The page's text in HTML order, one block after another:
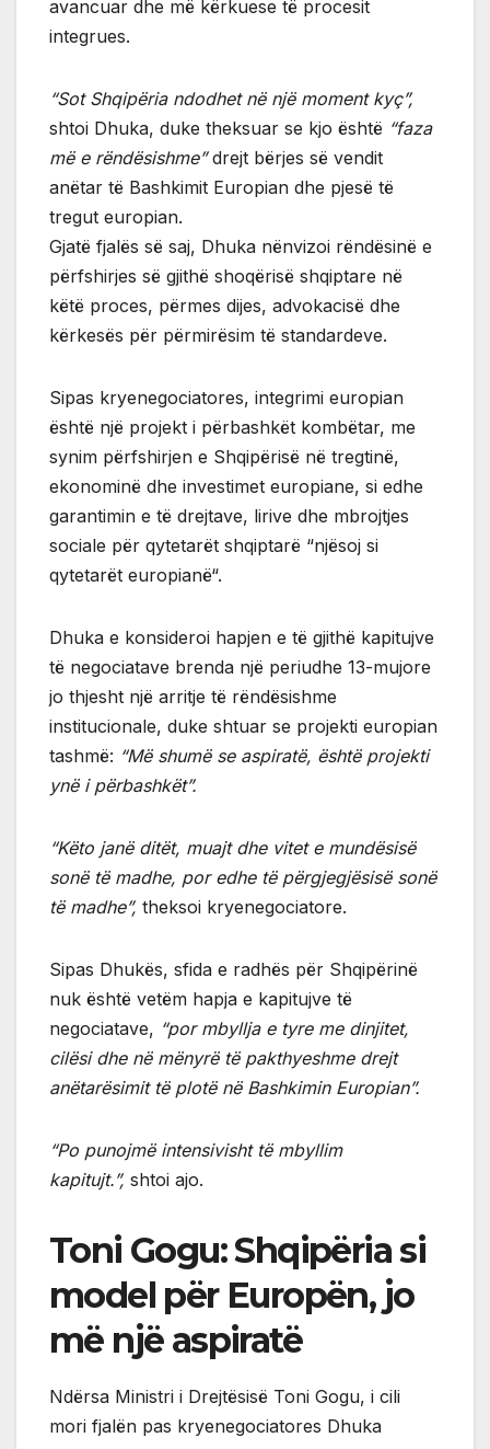
avancuar dhe më kërkuese të procesit
integrues.
“Sot Shqipëria ndodhet në një moment kyç”,
shtoi Dhuka, duke theksuar se kjo është “faza
më e rëndësishme”drejt bërjes së vendit
anëtar të Bashkimit Europian dhe pjesë të
tregut europian.
Gjatë fjalës së saj, Dhuka nënvizoi rëndësinë e
përfshirjes së gjithë shoqërisë shqiptare në
këtë proces, përmes dijes, advokacisë dhe
kërkesës për përmirësim të standardeve.
Sipas kryenegociatores, integrimi europian
është një projekt i përbashkët kombëtar, me
synim përfshirjen e Shqipërisë në tregtinë,
ekonominë dhe investimet europiane, si edhe
garantimin e të drejtave, lirive dhe mbrojtjes
sociale për qytetarët shqiptarë “njësoj si
qytetarët europianë“.
Dhuka e konsideroi hapjen e të gjithë kapitujve
të negociatave brenda një periudhe 13-mujore
jo thjesht një arritje të rëndësishme
institucionale, duke shtuar se projekti europian
tashmë: “Më shumë se aspiratë, është projekti
ynë i përbashkët”.
“Këto janë ditët, muajt dhe vitet e mundësisë
sonë të madhe, por edhe të përgjegjësisë sonë
të madhe”, theksoi kryenegociatore.
Sipas Dhukës, sfida e radhës për Shqipërinë
nuk është vetëm hapja e kapitujve të
negociatave, “por mbyllja e tyre me dinjitet,
cilësi dhe në mënyrë të pakthyeshme drejt
anëtarësimit të plotë në Bashkimin Europian”.
“Po punojmë intensivisht të mbyllim
kapitujt.”, shtoi ajo.
Toni Gogu: Shqipëria si
model për Europën, jo
më një aspiratë
Ndërsa Ministri i Drejtësisë Toni Gogu, i cili
mori fjalën pas kryenegociatores Dhuka